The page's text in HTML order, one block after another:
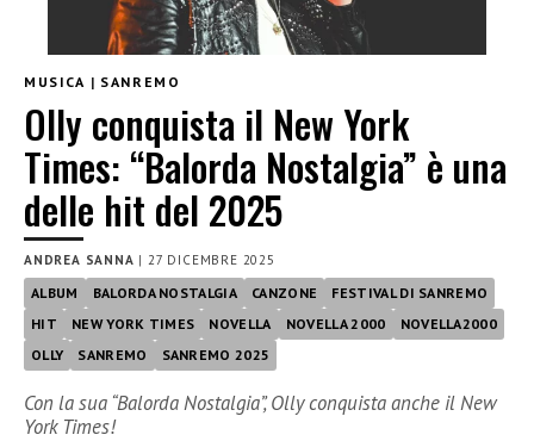
MUSICA | SANREMO
Olly conquista il New York
Times: “Balorda Nostalgia” è una
delle hit del 2025
ANDREA SANNA |27 DICEMBRE 2025
ALBUM BALORDA NOSTALGIA CANZONE
FESTIVAL DI SANREMO
HIT
NEW YORK TIMES NOVELLA NOVELLA 2000
NOVELLA2000
OLLY
SANREMO SANREMO 2025
Con la sua “Balorda Nostalgia”, Olly conquista anche il New
York Times!